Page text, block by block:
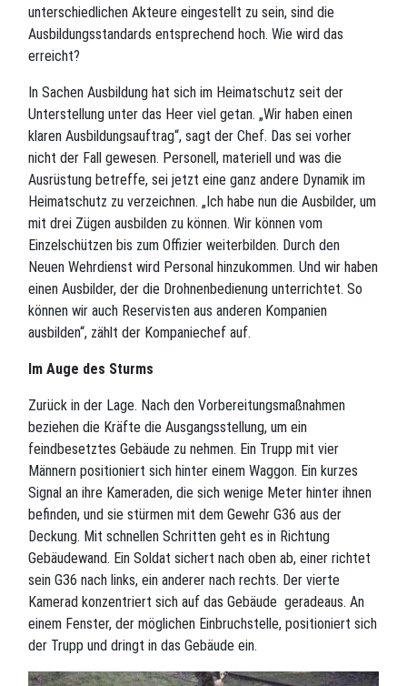
unterschiedlichen Akteure eingestellt zu sein, sind die
Ausbildungsstandards entsprechend hoch. Wie wird das
erreicht?
In Sachen Ausbildung hat sich im Heimatschutz seit der
Unterstellung unter das Heer viel getan. „Wir haben einen
klaren Ausbildungsauftrag“, sagt der Chef. Das sei vorher
nicht der Fall gewesen. Personell, materiell und was die
Ausrüstung betreffe, sei jetzt eine ganz andere Dynamik im
Heimatschutz zu verzeichnen. „Ich habe nun die Ausbilder, um
mit drei Zügen ausbilden zu können. Wir können vom
Einzelschützen bis zum Offizier weiterbilden. Durch den
Neuen Wehrdienst wird Personal hinzukommen. Und wir haben
einen Ausbilder, der die Drohnenbedienung unterrichtet. So
können wir auch Reservisten aus anderen Kompanien
ausbilden“, zählt der Kompaniechef auf.
Im Auge des Sturms
Zurück in der Lage. Nach den Vorbereitungsmaßnahmen
beziehen die Kräfte die Ausgangsstellung, um ein
feindbesetztes Gebäude zu nehmen. Ein Trupp mit vier
Männern positioniert sich hinter einem Waggon. Ein kurzes
Signal an ihre Kameraden, die sich wenige Meter hinter ihnen
befinden, und sie stürmen mit dem Gewehr G36 aus der
Deckung. Mit schnellen Schritten geht es in Richtung
Gebäudewand. Ein Soldat sichert nach oben ab, einer richtet
sein G36 nach links, ein anderer nach rechts. Der vierte
Kamerad konzentriert sich auf das Gebäude geradeaus. An
einem Fenster, der möglichen Einbruchstelle, positioniert sich
der Trupp und dringt in das Gebäude ein.